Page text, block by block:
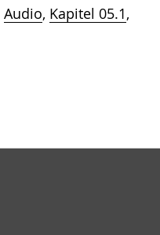
Audio, Kapitel 05.1